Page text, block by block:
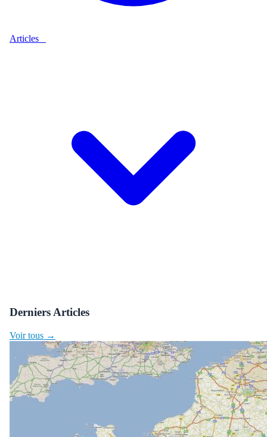
Articles
Derniers Articles
Voir tous →